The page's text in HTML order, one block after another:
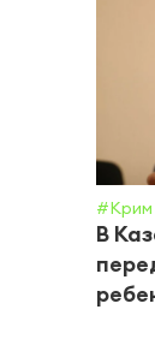
#Крим
В